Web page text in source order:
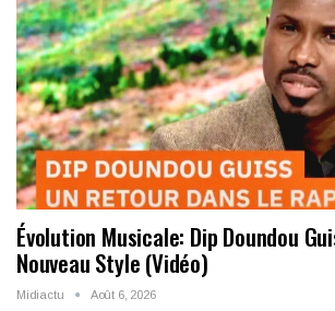
Évolution Musicale: Dip Doundou
Nouveau Style (Vidéo)
Midiactu Août 6, 2026